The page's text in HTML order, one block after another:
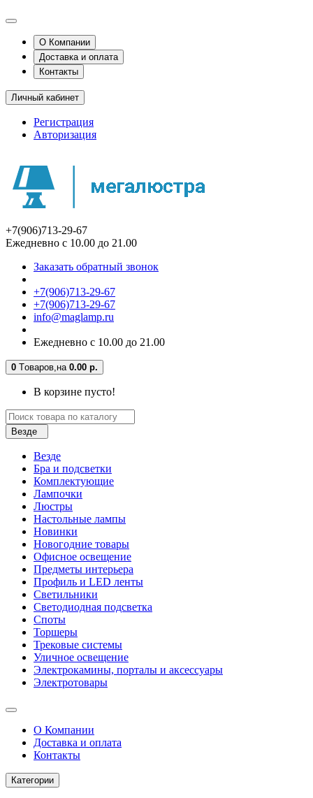
О Компании
Доставка и оплата
Контакты
Личный кабинет
Регистрация
Авторизация
+7(906)713-29-67
Ежедневно с 10.00 до 21.00
Заказать обратный звонок
+7(906)713-29-67
+7(906)713-29-67
info@maglamp.ru
Ежедневно с 10.00 до 21.00
0 Tоваров,на 0.00 р.
В корзине пусто!
Везде
Везде
Бра и подсветки
Комплектующие
Лампочки
Люстры
Настольные лампы
Новинки
Новогодние товары
Офисное освещение
Предметы интерьера
Профиль и LED ленты
Светильники
Светодиодная подсветка
Споты
Торшеры
Трековые системы
Уличное освещение
Электрокамины, порталы и аксессуары
Электротовары
О Компании
Доставка и оплата
Контакты
Категории